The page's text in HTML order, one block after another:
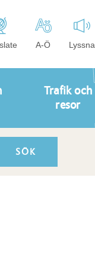
A-Ö Lyssna
Trafik och
resor